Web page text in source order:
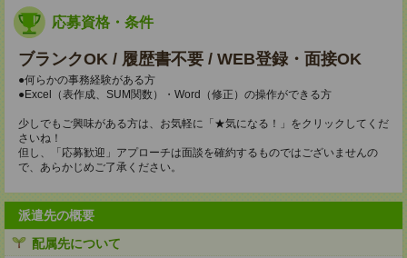
応募資格・条件
ブランクOK / 履歴書不要 / WEB登録・面接OK
●何らかの事務経験がある方
●Excel（表作成、SUM関数）・Word（修正）の操作ができる方
少しでもご興味がある方は、お気軽に「★気になる！」をクリックしてくだ
さいね！
但し、「応募歓迎」アプローチは面談を確約するものではございませんの
で、あらかじめご了承ください。
派遣先の概要
配属先について